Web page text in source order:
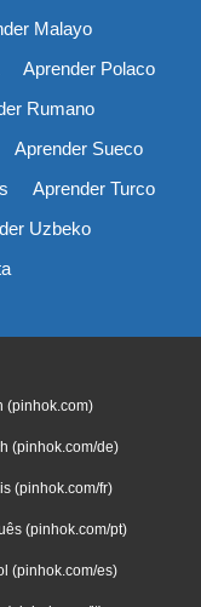
Malayo
Aprender Polaco
Rumano
Aprender Sueco
Aprender Turco
Uzbeko
(pinhok.com)
(pinhok.com/de)
(pinhok.com/fr)
(pinhok.com/pt)
(pinhok.com/es)